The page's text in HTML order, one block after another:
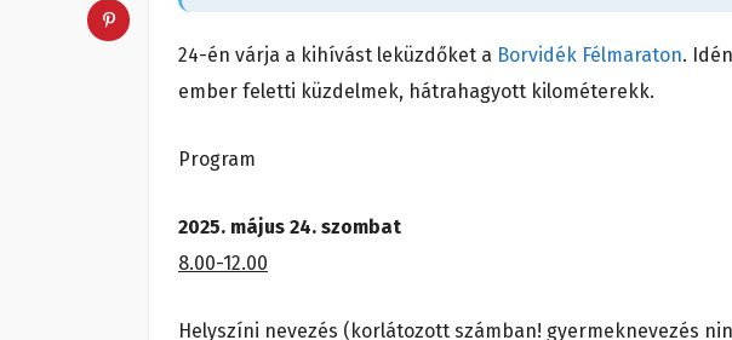
24-én várja a kihívást leküzdőket a Borvidék Félmaraton.
ember feletti küzdelmek, hátrahagyott kilométerekk.
Program
2025. május 24. szombat
8.00-12.00
Helyszíni nevezés (korlátozott számban! gyermeknevezés